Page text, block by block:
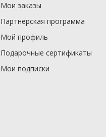
Мои заказы
Партнерская программа
Мой профиль
Подарочные сертификаты
Мои подписки